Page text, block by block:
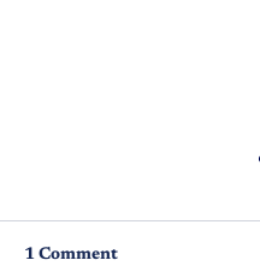
1 Comment